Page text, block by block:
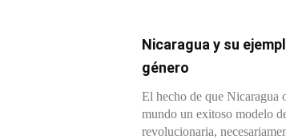
Nicaragua y su
género
El hecho de que Nicaragua
mundo un exitoso modelo
revolucionaria,